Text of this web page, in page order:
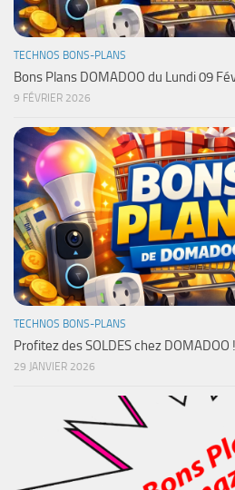
TECHNOS BONS-PLANS
Bons Plans DOMADOO du Lundi 09
9 FÉVRIER 2026
TECHNOS BONS-PLANS
Profitez des SOLDES chez DOMADOO
29 JANVIER 2026